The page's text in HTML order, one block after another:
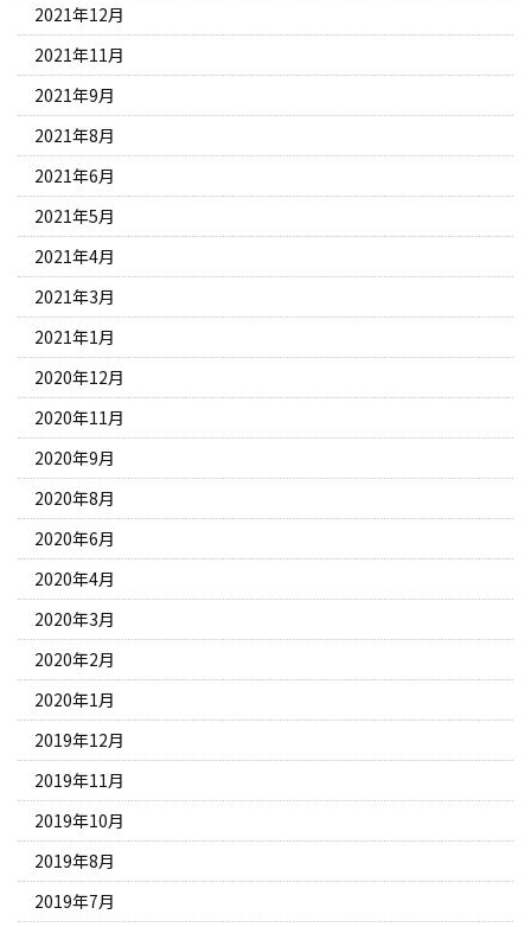
2021年12月
2021年11月
2021年9月
2021年8月
2021年6月
2021年5月
2021年4月
2021年3月
2021年1月
2020年12月
2020年11月
2020年9月
2020年8月
2020年6月
2020年4月
2020年3月
2020年2月
2020年1月
2019年12月
2019年11月
2019年10月
2019年8月
2019年7月